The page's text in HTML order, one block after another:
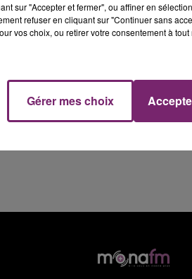
sur "Accepter et fermer", ou affiner en
refuser en cliquant sur "Continuer sans
vos choix, ou retirer votre consentement à
Gérer mes choix